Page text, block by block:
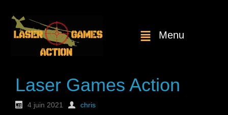
Menu
Laser Games Action
4 juin 2021 chris